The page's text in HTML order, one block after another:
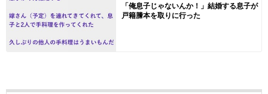
「俺息子じゃないんか！」結婚する息子が
戸籍謄本を取りに行った